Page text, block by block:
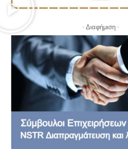
- Διαφήμιση -